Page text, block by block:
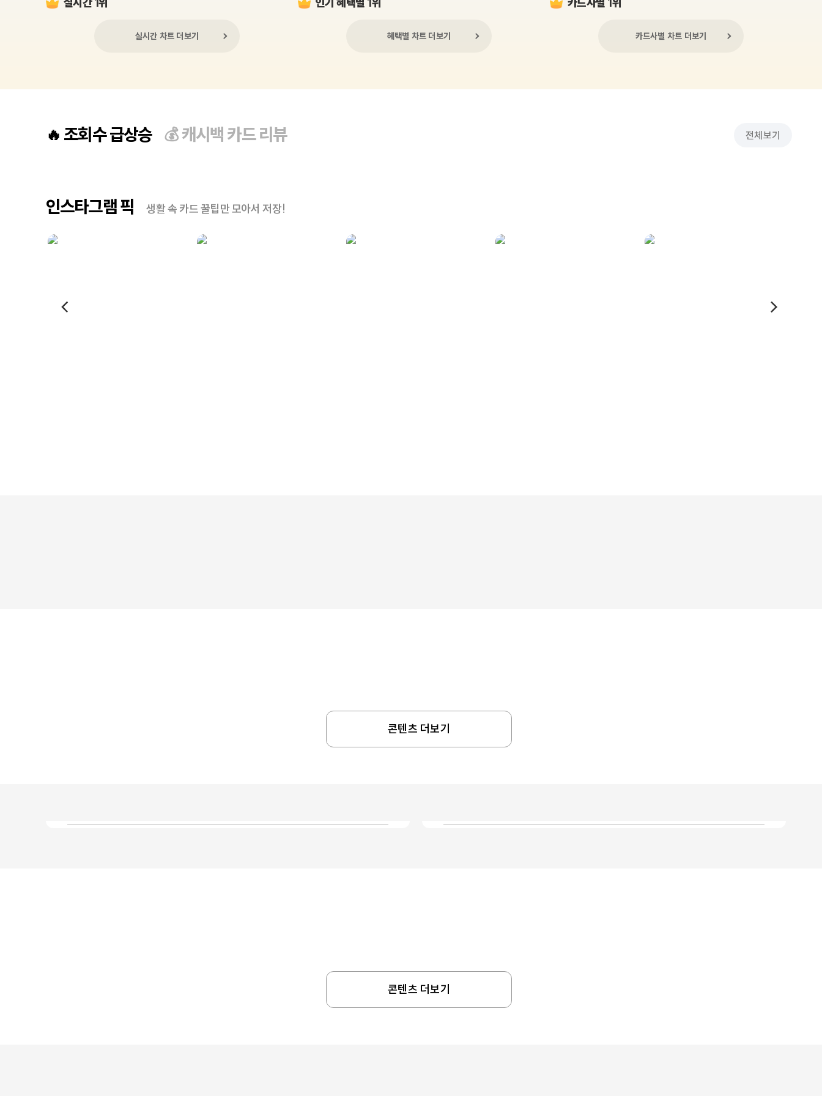
실시간 차트 더보기 혜택별 차트 더보기 카드사별 차트 더보기
🔥 조회수 급상승 💰캐시백 카드 리뷰 전체보기
인스타그램 픽 생활 속 카드 꿀팁만 모아서 저장!
콘텐츠 더보기
콘텐츠 더보기